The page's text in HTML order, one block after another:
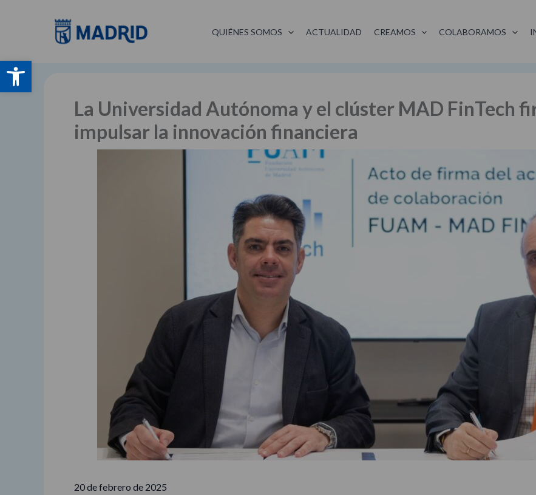
Abrir barra de herramientas
QUIÉNES SOMOS ACTUALIDAD CREAMOS COLABORAMOS
La Universidad Autónoma y el clúster MAD FinTech
impulsar la innovación financiera
20 de febrero de 2025